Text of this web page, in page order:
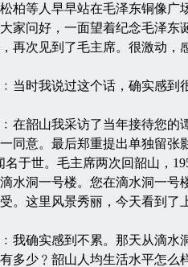
柏等人早早站在毛泽东铜像广
家问好，一面望着纪念毛泽东
再次见到了毛主席。很激动，
时我说过这个话，确实感到很
韶山我采访了当年接待您的谭
同意。最后郑重提出单独留张
名于世。毛主席两次回韶山，
水洞一号楼。您在滴水洞一
。这里风景秀丽，今天看到了
确实感到不累。那天从滴水洞
多少﹖韶山人均生活水平怎么